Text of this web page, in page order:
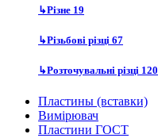
↳Різне 19
↳Різьбові різці 67
↳Розточувальні різці 120
Пластины (вставки)
Вимірювач
Пластини ГОСТ